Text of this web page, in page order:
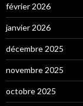
février 2026
janvier 2026
décembre 2025
novembre 2025
octobre 2025